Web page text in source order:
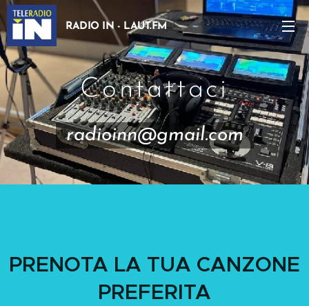
RADIO IN - LAUT.FM
Contattaci
radioinn@gmail.com
PRENOTA LA TUA CANZONE
PREFERITA